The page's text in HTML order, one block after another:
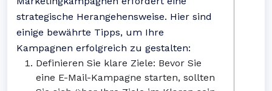
strategische Herangehensweise. Hier sind
einige bewährte Tipps, um Ihre
Kampagnen erfolgreich zu gestalten:
Definieren Sie klare Ziele: Bevor Sie
eine E-Mail-Kampagne starten, sollten